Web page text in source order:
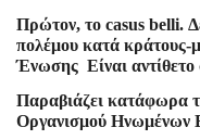
Πρώτον, το casus belli.
πολέμου κατά κράτους-
Ένωσης Είναι
Παραβιάζει κατάφωρα
Οργανισμού Ηνωμένων